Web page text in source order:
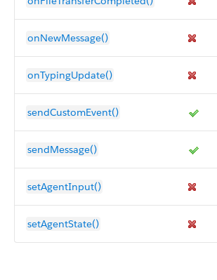
onNewMessage()
onTypingUpdate()
sendCustomEvent()
sendMessage()
setAgentInput()
setAgentState()